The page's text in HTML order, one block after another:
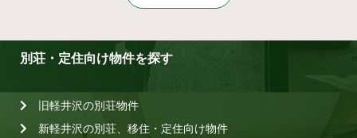
別荘・定住向け物件を探す
旧軽井沢の別荘物件
新軽井沢の別荘、移住・定住向け物件